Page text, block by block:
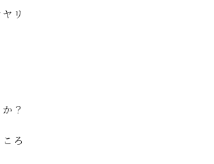
リ
？
ろ